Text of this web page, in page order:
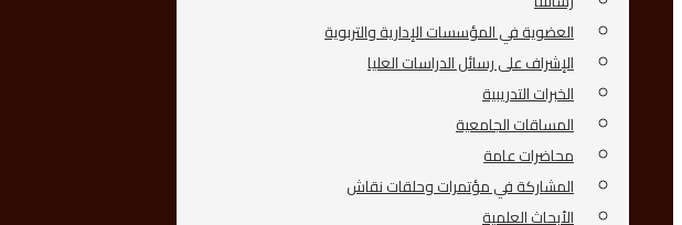
العضوية في المؤسسات الإدارية والتربوية
الإشراف على رسائل الدراسات العليا
الخبرات التدريبية
المساقات الجامعية
محاضرات عامة
المشاركة في مؤتمرات وحلقات نقاش
الأبحاث العلمية